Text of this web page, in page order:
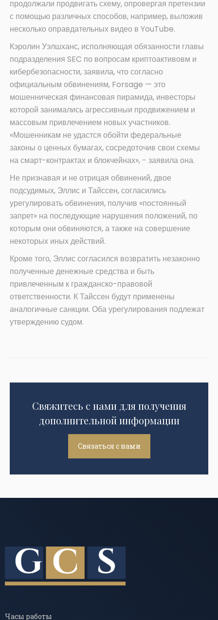
продолжали продвигать схему, опровергая претензии
с помощью различных способов, например, выложив
несколько оправдательных видео в YouTube.
Кэролин Уэлшханс, исполняющая обязанности главы
подразделения SEC по вопросам криптоактивовм и
кибербезопасности, заявила, что согласно
официальным обвинениям, Forsage — это
мошенническая финансовая пирамида, инвесторы
которой занимались агрессивныи продвижением и
массовым привлечением новых участников.
«Мошенникам не удастся обойти федеральные
законы о ценных бумагах, сосредоточив свои схемы
на смарт-контрактах и блокчейнах», - заявила она.
Не признавая и не отрицая обвинений, двое
подсудимых, Эллис и Тайссен, согласились
урегулировать обвинения, получив «постоянный
запрет» на последующие нарушения положений, по
которым они обвиняются, а также на совершение
некоторых иных действий.
Кроме того, Эллис согласился возвратить незаконно
полученные денежные средства и быть
привлеченным к гражданско-правовой
ответственности. К Тайссен будут применены
аналогичные санкции. Оба урегулирования подлежат
утверждению судом.
Свяжитесь с нами для получения
дополнительной информации
Связаться с нами
Часы работы